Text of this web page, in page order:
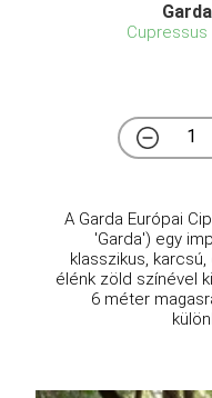
A Garda Európai
'Garda') egy
klasszikus,
élénk zöld színével
6 méter